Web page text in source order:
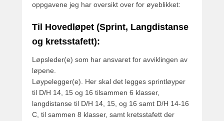
oppgavene jeg har oversikt over for øyeblikket:
Til Hovedløpet (Sprint, Langdistanse
og kretsstafett):
Løpsleder(e) som har ansvaret for avviklingen av
løpene.
Løypelegger(e). Her skal det legges sprintløyper
til D/H 14, 15 og 16 tilsammen 6 klasser,
langdistanse til D/H 14, 15, og 16 samt D/H 14-16
C, til sammen 8 klasser, samt kretsstafett der